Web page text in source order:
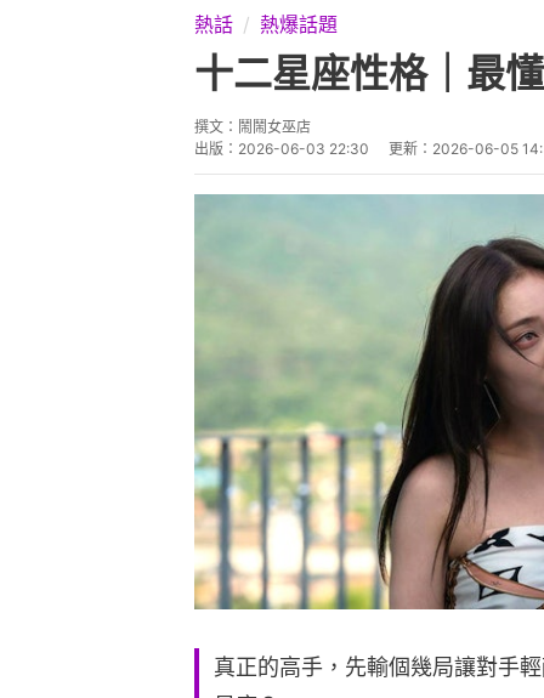
熱話 熱爆話題
十二星座性格｜最
撰文： 鬧鬧女巫店
出版： 2026-06-03 22:30 更新： 2026-06-05
真正的高手，先輸個幾局讓對手